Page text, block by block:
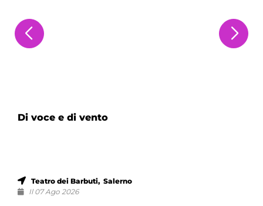
Di voce e di vento
Teatro dei Barbuti, Salerno
Il 07 Ago 2026